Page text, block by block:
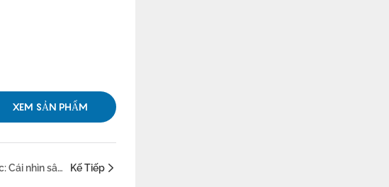
XEM SẢN PHẨM
Khám phá tương lai của việc cắt chính xác: Cái nhìn sâu sắc hơn khi khách hàng ghé thăm máy cắt Laser Kế Tiếp